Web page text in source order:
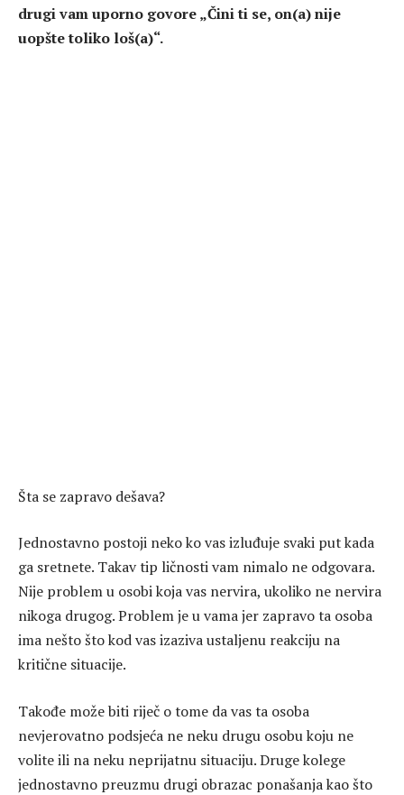
drugi vam uporno govore „Čini ti se, on(a) nije
uopšte toliko loš(a)“.
Šta se zapravo dešava?
Jednostavno postoji neko ko vas izluđuje svaki put kada
ga sretnete. Takav tip ličnosti vam nimalo ne odgovara.
Nije problem u osobi koja vas nervira, ukoliko ne nervira
nikoga drugog. Problem je u vama jer zapravo ta osoba
ima nešto što kod vas izaziva ustaljenu reakciju na
kritične situacije.
Takođe može biti riječ o tome da vas ta osoba
nevjerovatno podsjeća ne neku drugu osobu koju ne
volite ili na neku neprijatnu situaciju. Druge kolege
jednostavno preuzmu drugi obrazac ponašanja kao što